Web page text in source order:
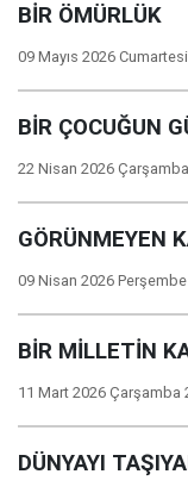
BİR ÖMÜRLÜK
09 Mayıs 2026
BİR ÇOCUĞUN
22 Nisan 2026
GÖRÜNMEYEN
09 Nisan 2026
BİR MİLLETİN
11 Mart 2026 Çarşamba
DÜNYAYI